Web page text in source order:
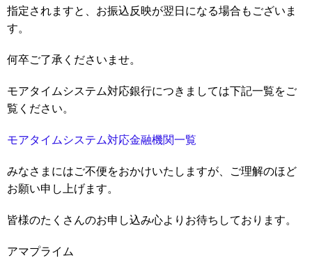
指定されますと、お振込反映が翌日になる場合もございま
す。
何卒ご了承くださいませ。
モアタイムシステム対応銀行につきましては下記一覧をご
覧ください。
モアタイムシステム対応金融機関一覧
みなさまにはご不便をおかけいたしますが、ご理解のほど
お願い申し上げます。
皆様のたくさんのお申し込み心よりお待ちしております。
アマプライム